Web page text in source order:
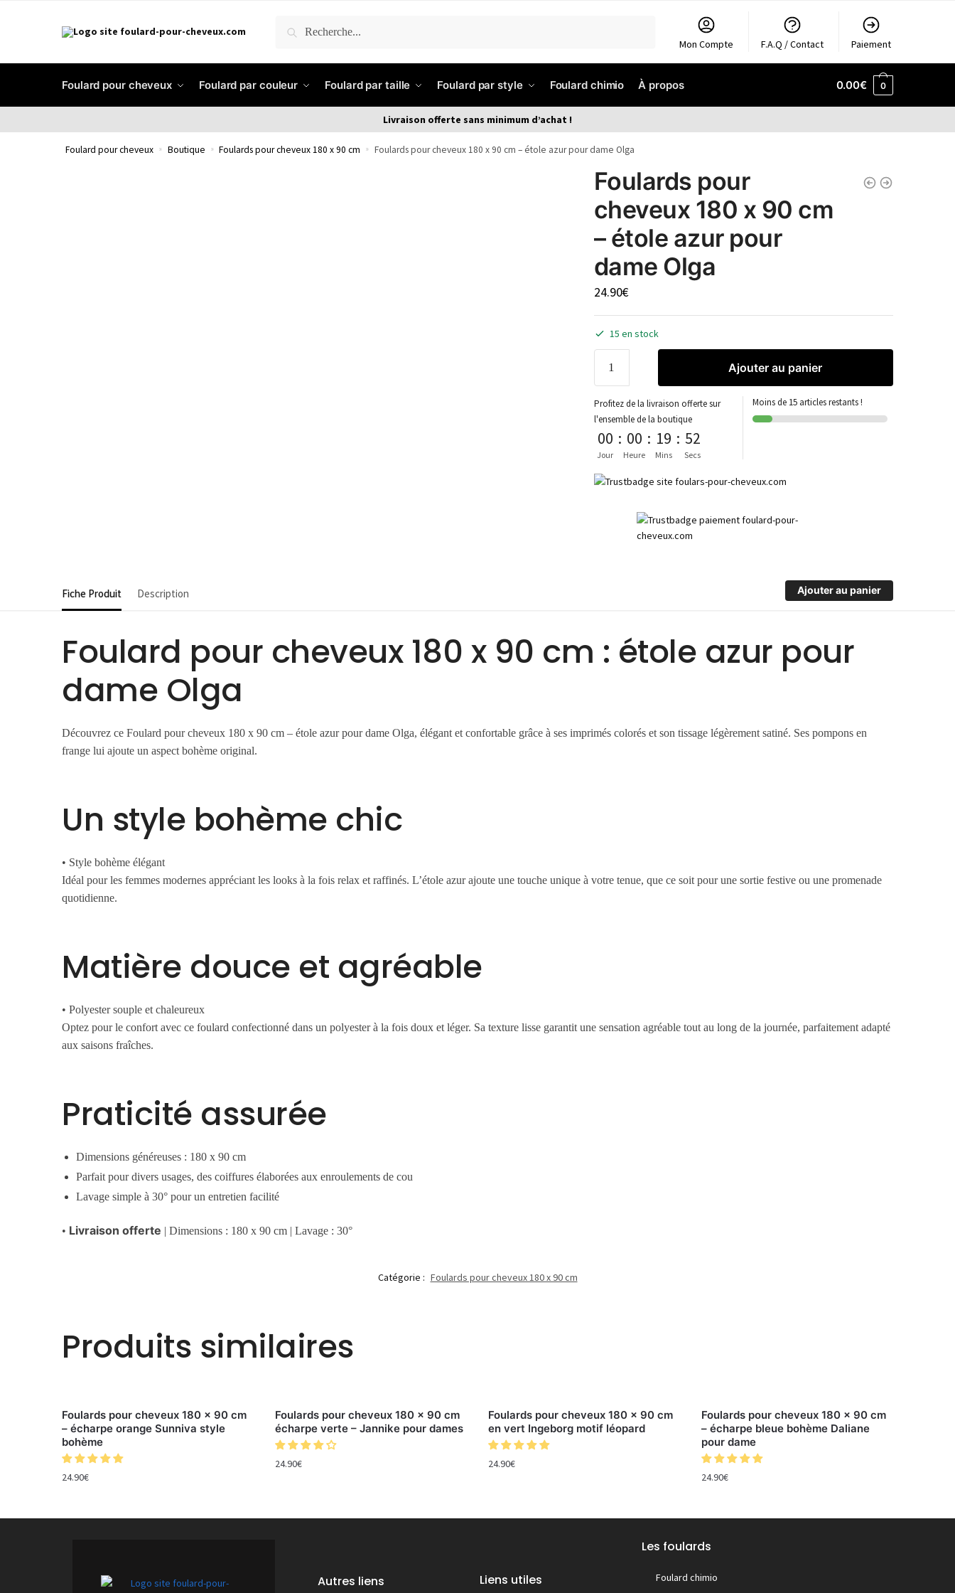
RECHERCHE
Mon Compte F.A.Q / Contact Paiement
Foulard pour cheveux Foulard par couleur Foulard par taille Foulard par style Foulard chimio À propos 0.00€ 0
Livraison offerte sans minimum d’achat !
Foulard pour cheveux » Boutique » Foulards pour cheveux 180 x 90 cm » Foulards pour cheveux 180 x 90 cm – étole azur pour dame Olga
Foulards pour
cheveux 180 x 90 cm
– étole azur pour
dame Olga
24.90€
15 en stock
Ajouter au panier
Profitez de la livraison offerte sur
l'ensemble de la boutique
00
Jour
: 00
Heure
: 19
Mins
: 52
Secs
Moins de 15 articles restants !
Fiche Produit Description Ajouter au panier
Foulard pour cheveux 180 x 90 cm : étole azur pour
dame Olga
Découvrez ce Foulard pour cheveux 180 x 90 cm – étole azur pour dame Olga, élégant et confortable grâce à ses imprimés colorés et son tissage légèrement satiné. Ses pompons en
frange lui ajoute un aspect bohème original.
Un style bohème chic
• Style bohème élégant
Idéal pour les femmes modernes appréciant les looks à la fois relax et raffinés. L’étole azur ajoute une touche unique à votre tenue, que ce soit pour une sortie festive ou une promenade
quotidienne.
Matière douce et agréable
• Polyester souple et chaleureux
Optez pour le confort avec ce foulard confectionné dans un polyester à la fois doux et léger. Sa texture lisse garantit une sensation agréable tout au long de la journée, parfaitement adapté
aux saisons fraîches.
Praticité assurée
Dimensions généreuses : 180 x 90 cm
Parfait pour divers usages, des coiffures élaborées aux enroulements de cou
Lavage simple à 30° pour un entretien facilité
• Livraison offerte | Dimensions : 180 x 90 cm | Lavage : 30°
Catégorie : Foulards pour cheveux 180 x 90 cm
Produits similaires
Foulards pour cheveux 180 x 90 cm
– écharpe orange Sunniva style
bohème
24.90€
Foulards pour cheveux 180 x 90 cm
écharpe verte – Jannike pour dames
24.90€
Foulards pour cheveux 180 x 90 cm
en vert Ingeborg motif léopard
24.90€
Foulards pour cheveux 180 x 90 cm
– écharpe bleue bohème Daliane
pour dame
24.90€
Autres liens Liens utiles
Les foulards
Foulard chimio